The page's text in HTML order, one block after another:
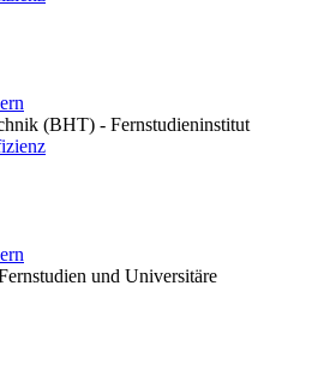
(BHT) - Fernstudieninstitut
und Universitäre